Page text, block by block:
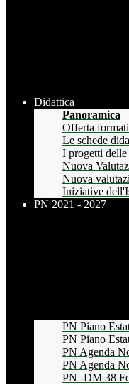
Didattica
Panoramica
Offerta
Le schede
I progetti delle
Nuova
Nuova
Iniziative
PN 2021 - 2027
PN Piano
PN Piano
PN Agenda
PN Agenda
PN -DM 38